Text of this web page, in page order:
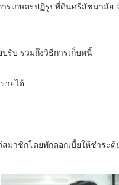
รเกษตรปฏิรูปที่ดินศรีสัชนาลั
ปรับ รวมถึงวิธีการเก็บหนี้
ายได้
มาชิกโดยพักดอกเบี้ยให้ชำระ